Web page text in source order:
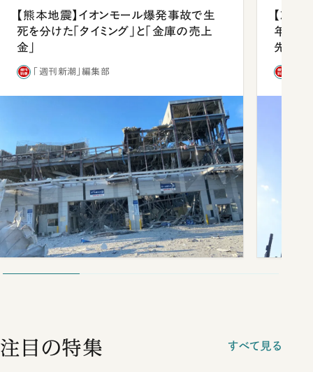
【熊本地震】イオンモール爆発事故で生
死を分けた「タイミング」と「金庫の売上
金」
「週刊新潮」編集部
【就活
年会は
先1位
注目の特集 すべて見る